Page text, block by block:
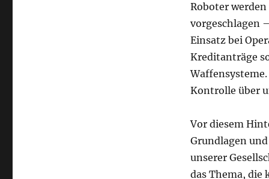
Roboter
vorgeschlagen
Einsatz bei
Kreditanträge
Kontrolle über
Vor diesem
Grundlagen
unserer
das Thema, die